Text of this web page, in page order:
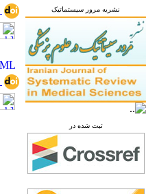
نشریه مرور سیستماتیک
ثبت شده در